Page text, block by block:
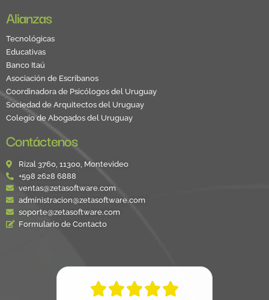
Alianzas
Tecnológicas
Educativas
Banco Itaú
Asociación de Escribanos
Coordinadora de Psicólogos del Uruguay
Sociedad de Arquitectos del Uruguay
Colegio de Abogados del Uruguay
Contáctenos
Rizal 3760, 11300, Montevideo
+598 2628 6888
ventas@zetasoftware.com
administracion@zetasoftware.com
soporte@zetasoftware.com
Formulario de Contacto
